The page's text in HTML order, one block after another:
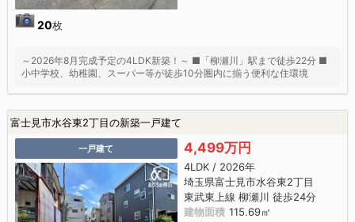
20枚
～2026年8月完成予定の4LDK新築！～ ■「柳瀬川」駅まで徒歩22分 ■
小中学校、幼稚園、スーパー等が徒歩10分圏内に揃う便利な住環境
富士見市水谷東2丁目の新築一戸建て
一戸建て 4,499万円
4LDK / 2026年
埼玉県富士見市水谷東2丁目
東武東上線 柳瀬川 徒歩24分
建物面積 115.69㎡